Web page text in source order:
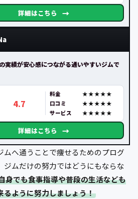
詳細はこちら →
実績が安心感につながる通いやすいジムで
4.7
料金
口コミ
サービス
詳細はこちら →
ムへ通うことで痩せるためのプログ
ジムだけの努力ではどうにもならな
身でも食事指導や普段の生活なども
るように努力しましょう！